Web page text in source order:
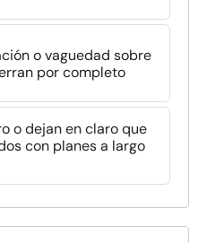
o vaguedad sobre
por completo
o dejan en claro que
con planes a largo